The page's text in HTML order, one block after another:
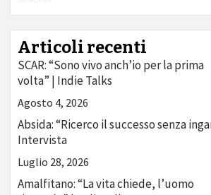
Articoli recenti
SCAR: “Sono vivo anch’io per la prima
volta” | Indie Talks
Agosto 4, 2026
Absida: “Ricerco il successo senza
Intervista
Luglio 28, 2026
Amalfitano: “La vita chiede, l’uomo